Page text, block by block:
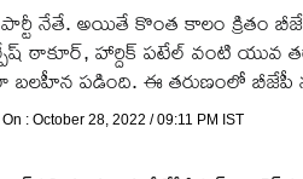
నేతే. అయితే కొంత కాలం క్రితం
ఠాకూర్, హార్దిక్ పటేల్ వంటి యువ
బలహీన పడింది. ఈ తరుణంలో బీజేపీ
On : October 28, 2022 / 09:11 PM IST